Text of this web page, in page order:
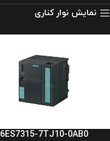
نمایش نوار کناری
6ES7315-7TJ10-0AB0